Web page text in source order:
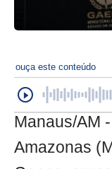
ouça este conteúdo
Manaus/AM
Amazonas